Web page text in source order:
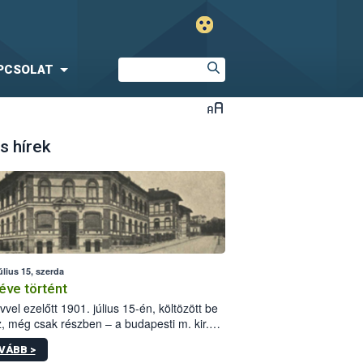
hírek
15, szerda
történt
ezelőtt 1901. július 15-én, költözött be
még csak részben – a budapesti m. kir.
állomás a Kis Rókus utca
alatti, Czigler Győző által tervezett új
>